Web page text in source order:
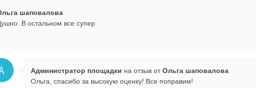
шаповалова
В остальном все супер
Администратор площадки на отзыв отОльга шаповалова
Ольга, спасибо за высокую оценку! Все поправим!